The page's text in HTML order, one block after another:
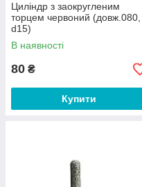
Циліндр з заокругленим
торцем червоний (довж.080,
d15)
В наявності
80 ₴
Купити